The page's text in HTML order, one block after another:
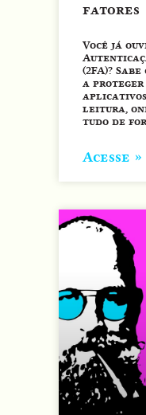
fatores
Você já
(2FA)?
a proteger
leitura,
tudo de
Acesse »